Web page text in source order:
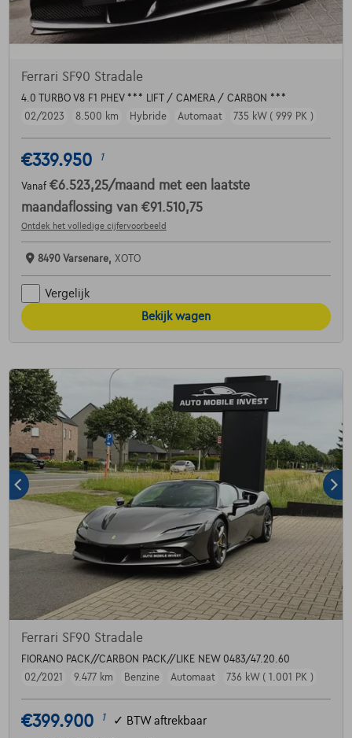
Ferrari SF90 Stradale
4.0 TURBO V8 F1 PHEV *** LIFT / CAMERA / CARBON ***
02/2023
8.500 km Hybride Automaat 735 kW ( 999 PK )
€339.950 1
Vanaf €6.523,25/maand met een laatste
maandaflossing van €91.510,75
Ontdek het volledige cijfervoorbeeld
8490 Varsenare, XOTO
Vergelijk
Bekijk wagen
Ferrari SF90 Stradale
FIORANO PACK//CARBON PACK//LIKE NEW 0483/47.20.60
02/2021
9.477 km Benzine Automaat 736 kW ( 1.001 PK )
€399.900 1 ✓ BTW aftrekbaar